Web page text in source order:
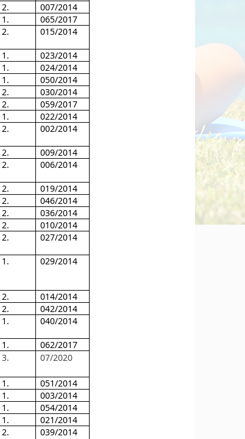
2.
007/2014
1.
065/2017
2. 015/2014
1.
023/2014
1.
024/2014
1.
050/2014
2.
030/2014
2.
059/2017
1.
022/2014
2. 002/2014
2.
009/2014
2. 006/2014
2.
019/2014
2.
046/2014
2.
036/2014
2.
010/2014
2. 027/2014
1. 029/2014
2.
014/2014
2.
042/2014
1. 040/2014
1.
062/2017
3. 07/2020
1.
051/2014
1.
003/2014
1.
054/2014
1.
021/2014
2. 039/2014